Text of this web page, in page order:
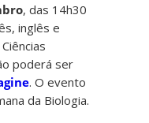
, das 14h30
inglês e
poderá ser
. O evento
da Biologia.